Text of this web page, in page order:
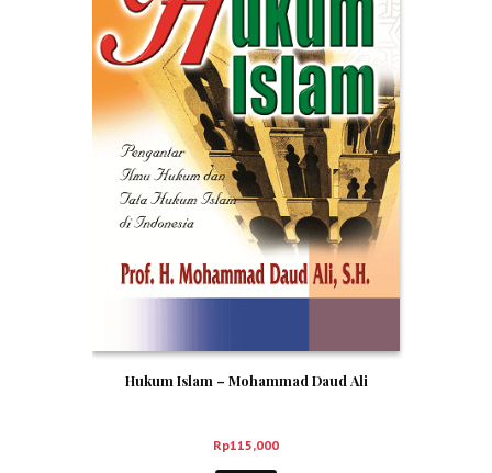
Hukum Islam – Mohammad Daud Ali
Rp115,000